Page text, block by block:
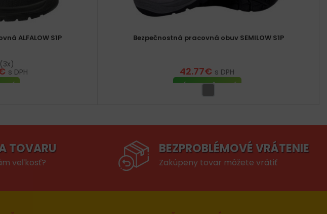
ALFALOW S1P
(3x)
s DPH
Bezpečnostná pracovná obuv SEMILOW S1P
42.77€ s DPH
VÝBER MOŽNOSTÍ
TOVARU
veľkosť?
BEZPROBLÉMOVÉ VRÁTENIE
Zakúpeny tovar môžete vrátiť